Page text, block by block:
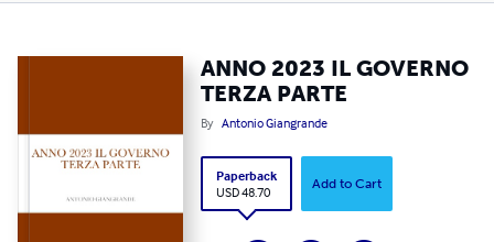
ANNO 2023 IL GOVERNO
TERZA PARTE
By Antonio Giangrande
Paperback
USD 48.70
Add to Cart